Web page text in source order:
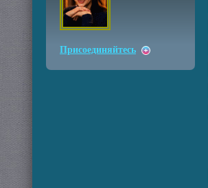
Присоединяйтесь